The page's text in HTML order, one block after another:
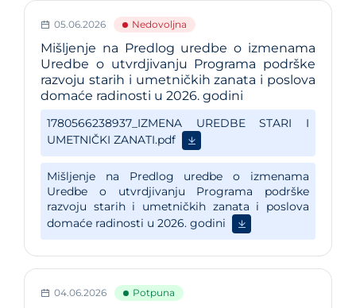
05.06.2026 Nedovoljna
Mišljenje na Predlog uredbe o izmenama
Uredbe o utvrdjivanju Programa podrške
razvoju starih i umetničkih zanata i poslova
domaće radinosti u 2026. godini
04.06.2026 Potpuna